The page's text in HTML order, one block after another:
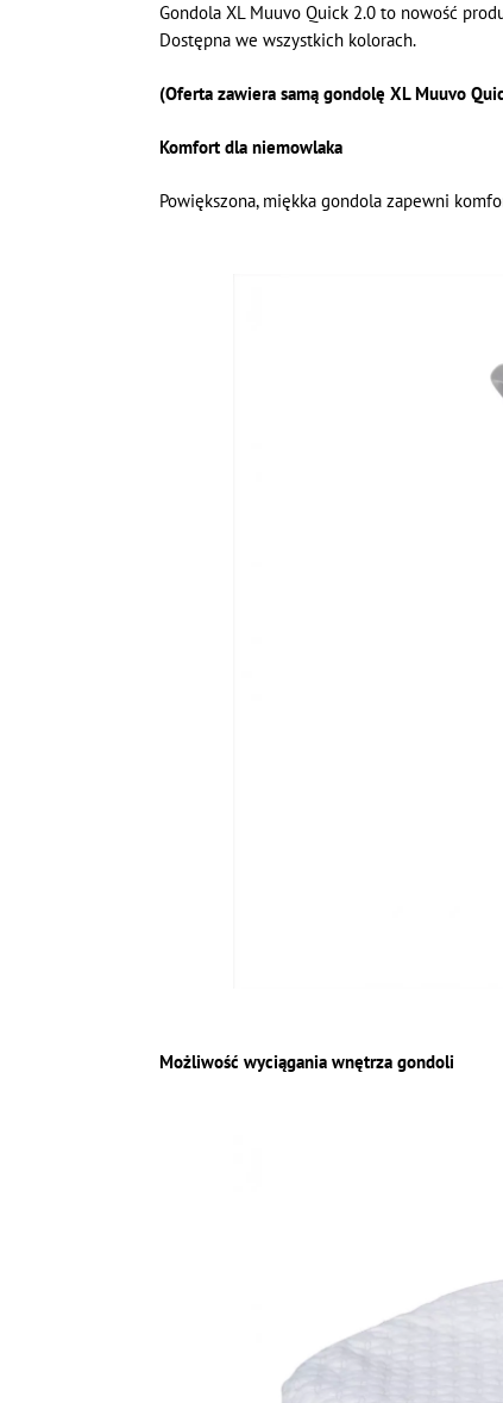
Gondola XL Muuvo Quick 2.0 to nowość
Dostępna we wszystkich kolorach.
(Oferta zawiera samą gondolę XL Muuvo
Komfort dla niemowlaka
Powiększona, miękka gondola zapewni
Możliwość wyciągania wnętrza gondoli